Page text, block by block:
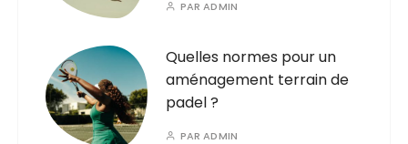
PARADMIN
Quelles normes pour un
aménagement terrain de
padel ?
PARADMIN